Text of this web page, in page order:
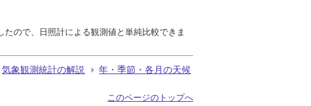
ので、日照計による観測値と単純比較できま
気象観測統計の解説 年・季節・各月の天候
このページのトップへ